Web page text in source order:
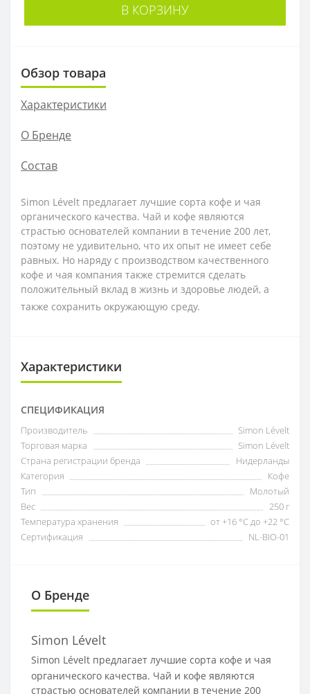
В КОРЗИНУ
Обзор товара
Характеристики
О Бренде
Состав
Simon Lévelt предлагает лучшие сорта кофе и чая
органического качества. Чай и кофе являются
страстью основателей компании в течение 200 лет,
поэтому не удивительно, что их опыт не имеет себе
равных. Но наряду с производством качественного
кофе и чая компания также стремится сделать
положительный вклад в жизнь и здоровье людей, а
также сохранить окружающую среду.
Характеристики
СПЕЦИФИКАЦИЯ
Производитель
Simon Lévelt
Торговая марка
Simon Lévelt
Страна регистрации бренда
Нидерланды
Категория
Кофе
Тип
Молотый
Вес
250 г
Температура хранения
от +16 °C до +22 °C
Сертификация
NL-BIO-01
О Бренде
Simon Lévelt
Simon Lévelt предлагает лучшие сорта кофе и чая
органического качества. Чай и кофе являются
страстью основателей компании в течение 200